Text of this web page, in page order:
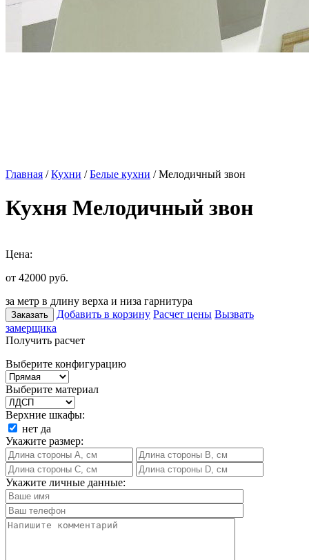
Главная /Кухни /Белые кухни / Мелодичный звон
Кухня Мелодичный звон
Цена:
от 42000 руб.
за метр в длину верха и низа гарнитура
Заказать Добавить в корзину Расчет цены Вызвать
замерщика
Получить расчет
Выберите конфигурацию
Выберите материал
Верхние шкафы:
нет да
Укажите размер:
Укажите личные данные: